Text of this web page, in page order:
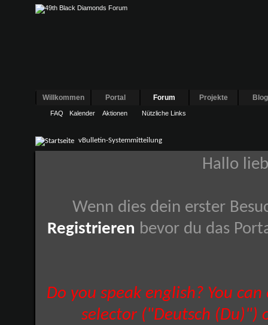
Willkommen Portal Forum
FAQ Kalender Aktionen Nützliche Links
Projekte
vBulletin-Systemmitteilung
Hallo
Wenn dies dein erster
Registrieren bevor du das
Do you speak english? You
selector ("Deutsch (Du)")